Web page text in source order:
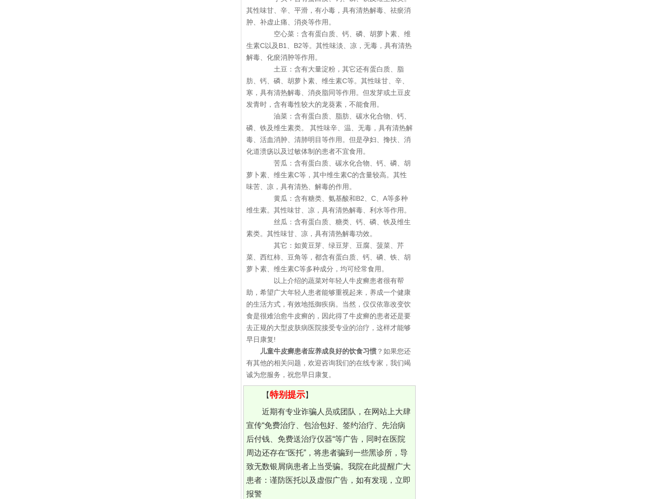
其性味甘、辛、平滑，有小毒，具有清热解毒、祛瘀消
肿、补虚止痛、消炎等作用。
空心菜：含有蛋白质、钙、磷、胡萝卜素、维
生素C以及B1、B2等。其性味淡、凉，无毒，具有清热
解毒、化瘀消肿等作用。
土豆：含有大量淀粉，其它还有蛋白质、脂
肪、钙、磷、胡萝卜素、维生素C等。其性味甘、辛、
寒，具有清热解毒、消炎脂同等作用。但发芽或土豆皮
发青时，含有毒性较大的龙葵素，不能食用。
油菜：含有蛋白质、脂肪、碳水化合物、钙、
磷、铁及维生素类。 其性味辛、温、无毒，具有清热解
毒、活血消肿、清肺明目等作用。但是孕妇、搀扶、消
化道溃疡以及过敏体制的患者不宜食用。
苦瓜：含有蛋白质、碳水化合物、钙、磷、胡
萝卜素、维生素C等，其中维生素C的含量较高。其性
味苦、凉，具有清热、解毒的作用。
黄瓜：含有糖类、氨基酸和B2、C、A等多种
维生素。其性味甘、凉，具有清热解毒、利水等作用。
丝瓜：含有蛋白质、糖类、钙、磷、铁及维生
素类。其性味甘、凉，具有清热解毒功效。
其它：如黄豆芽、绿豆芽、豆腐、菠菜、芹
菜、西红柿、豆角等，都含有蛋白质、钙、磷、铁、胡
萝卜素、维生素C等多种成分，均可经常食用。
以上介绍的蔬菜对年轻人牛皮癣患者很有帮
助，希望广大年轻人患者能够重视起来，养成一个健康
的生活方式，有效地抵御疾病。当然，仅仅依靠改变饮
食是很难治愈牛皮癣的，因此得了牛皮癣的患者还是要
去正规的大型皮肤病医院接受专业的治疗，这样才能够
早日康复!
儿童牛皮癣患者应养成良好的饮食习惯 ？如果您还
有其他的相关问题，欢迎咨询我们的在线专家，我们竭
诚为您服务，祝您早日康复。
【特别提示】
近期有专业诈骗人员或团队，在网站上大肆
宣传“免费治疗、包治包好、签约治疗、先治病
后付钱、免费送治疗仪器“等广告，同时在医院
周边还存在“医托”，将患者骗到一些黑诊所，导
致无数银屑病患者上当受骗。我院在此提醒广大
患者：谨防医托以及虚假广告，如有发现，立即
报警